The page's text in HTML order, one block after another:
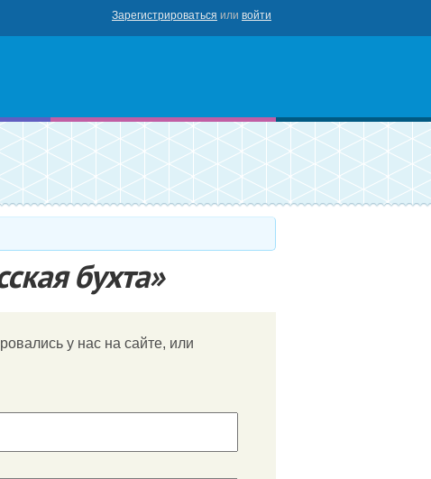
Зарегистрироваться или войти
бухта»
у нас на сайте, или